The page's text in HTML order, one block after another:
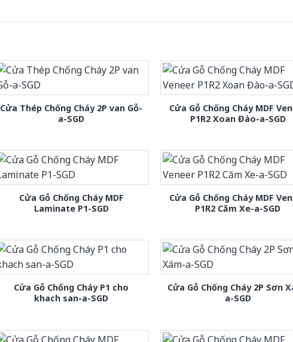
Cửa Thép Chống Cháy 2P van Gỗ-
a-SGD
Cửa Gỗ Chống Cháy MDF
P1R2 Xoan Đào-a-SGD
Cửa Gỗ Chống Cháy MDF
Laminate P1-SGD
Cửa Gỗ Chống Cháy MDF
P1R2 Căm Xe-a-SGD
Cửa Gỗ Chống Cháy P1 cho
khach san-a-SGD
Cửa Gỗ Chống Cháy 2P Sơn
a-SGD